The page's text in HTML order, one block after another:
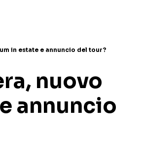
in estate e annuncio del tour?
nuovo
annuncio